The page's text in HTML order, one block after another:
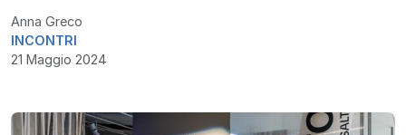
Anna Greco
INCONTRI
21 Maggio 2024